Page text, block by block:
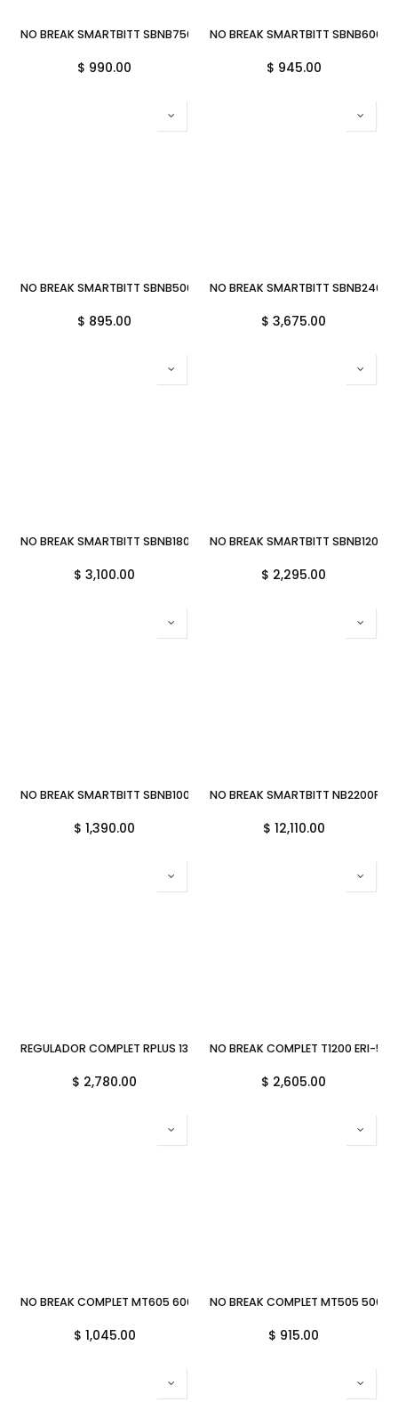
NO BREAK SMARTBITT SBNB750 750VA 375W 6CONTACTOS
$ 990.00
NO BREAK SMARTBITT SBNB600
$ 945.00
NO BREAK SMARTBITT SBNB500 500VA 250W 4CONTACTOS
$ 895.00
NO BREAK SMARTBITT
$ 3,675.00
NO BREAK SMARTBITT SBNB1800 1800VA 900W 8CONTACTOS
$ 3,100.00
NO BREAK SMARTBITT SBNB1200
$ 2,295.00
NO BREAK SMARTBITT SBNB1000USB 1000VA 500W 6CONTACTOS
$ 1,390.00
NO BREAK SMARTBITT
$ 12,110.00
REGULADOR COMPLET RPLUS 1300VA 650W 8CONTACTOS ERV6001
$ 2,780.00
NO BREAK COMPLET T1200 ERI-5-
$ 2,605.00
NO BREAK COMPLET MT605 600VA 30MIN ERI-5-035 11M DE
$ 1,045.00
NO BREAK COMPLET MT505
$ 915.00